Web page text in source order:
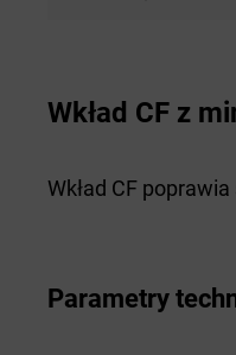
Wkład CF z
Wkład CF
Parametry